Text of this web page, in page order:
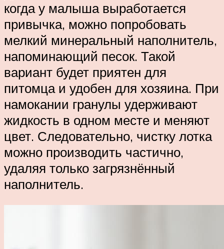
когда у малыша выработается
привычка, можно попробовать
мелкий минеральный наполнитель,
напоминающий песок. Такой
вариант будет приятен для
питомца и удобен для хозяина. При
намокании гранулы удерживают
жидкость в одном месте и меняют
цвет. Следовательно, чистку лотка
можно производить частично,
удаляя только загрязнённый
наполнитель.